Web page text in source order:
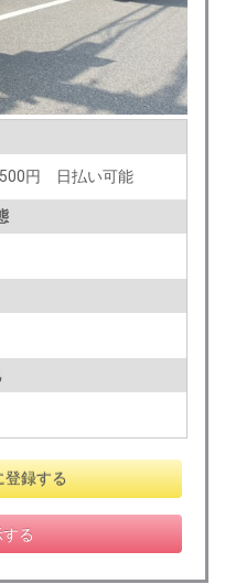
円 日払い可能
登録する
る